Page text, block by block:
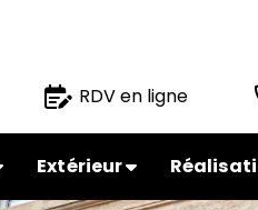
RDV en ligne
Extérieur